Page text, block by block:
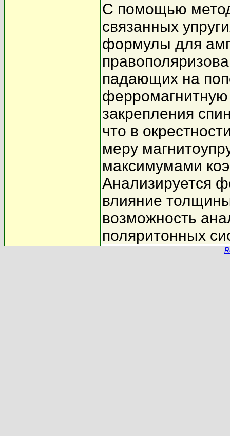
С помощью
связанных
формулы для
падающих на
закрепления
что в
меру
максимумами
Анализируется
влияние
возможность
поляритонных